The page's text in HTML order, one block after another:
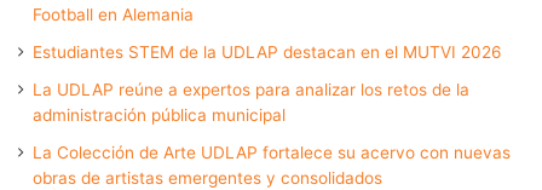
Football en Alemania
Estudiantes STEM de la UDLAP destacan en el MUTVI 2026
La UDLAP reúne a expertos para analizar los retos de la
administración pública municipal
La Colección de Arte UDLAP fortalece su acervo con nuevas
obras de artistas emergentes y consolidados